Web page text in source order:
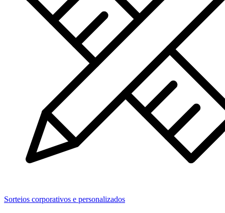
Sorteios corporativos e personalizados